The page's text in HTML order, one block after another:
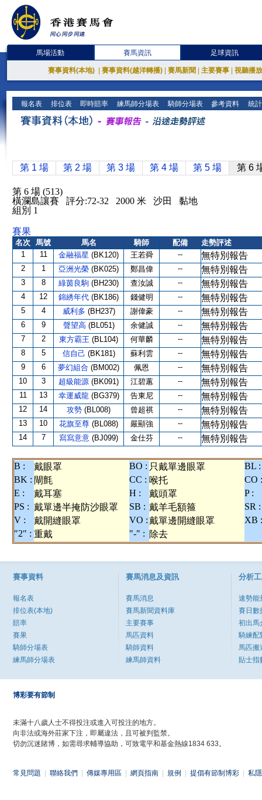
馬場活動 賽馬資訊 足球資訊
賽事資料(本地) 賽事資料(越洋轉播) 賽馬新聞 主要賽事 視聽播
報名表 排位表 即時賠率 練馬師分場表 騎師分場表 參考資料 統
第 1 場 第 2 場 第 3 場 第 4 場 第 5 場 第 6
第 6 場 (513)
橫瀾島讓賽 評分:72-32 2000 米 沙田 黏地
組別 1
賽果
名次 馬號 馬名 騎師 配備
走勢評述
1
11 金融福星 (BK120) 王若舜 -- 無特別報告
2 1 亞洲光榮 (BK025) 鄭昌偉 -- 無特別報告
3 8 綠茵良駒 (BH230) 查汝誠 -- 無特別報告
4 12 錦綉年代 (BK186) 錢健明 -- 無特別報告
5 4 威利多 (BH237) 謝偉豪 -- 無特別報告
6 9 聲望高 (BL051) 余健誠 -- 無特別報告
7 2 東方霸王 (BL104) 何華麟 -- 無特別報告
8 5 信自己 (BK181) 蘇利雲 -- 無特別報告
9 6 夢幻組合 (BM002) 佩恩 -- 無特別報告
10 3 超級能源 (BK091) 江碧蕙 -- 無特別報告
11 13 幸運威龍 (BG379) 告東尼 -- 無特別報告
12 14 攻勢 (BL008) 曾超祺 -- 無特別報告
13 10 花旗至尊 (BL088) 嚴顯強 -- 無特別報告
14 7 寫寫意意 (BJ099) 金仕芬 -- 無特別報告
B : 戴眼罩 BO : 只戴單邊眼罩
BL :
BK : 閘氈 CC : 喉托
CO :
E :
戴耳塞 H : 戴頭罩
P :
PS : 戴單邊半掩防沙眼罩 SB : 戴羊毛額箍
SR :
V :
戴開縫眼罩 VO :戴單邊開縫眼罩
XB :
"2" : 重戴 "-" : 除去
賽事資料
報名表
排位表(本地)
賠率
賽果
騎師分場表
練馬師分場表
賽馬消息及資訊
賽馬消息
賽馬新聞資料庫
主要賽事
馬匹資料
騎師資料
練馬師資料
分析
速勢能
賽日數
初出馬
騎練配
馬匹搬
貼士指
博彩要有節制
未滿十八歲人士不得投注或進入可投注的地方。
向非法或海外莊家下注，即屬違法，且可被判監禁。
切勿沉迷賭博，如需尋求輔導協助，可致電平和基金熱線1834 633。
常見問題 聯絡我們 傳媒專用區 網頁指南 規例 提倡有節制博彩 私